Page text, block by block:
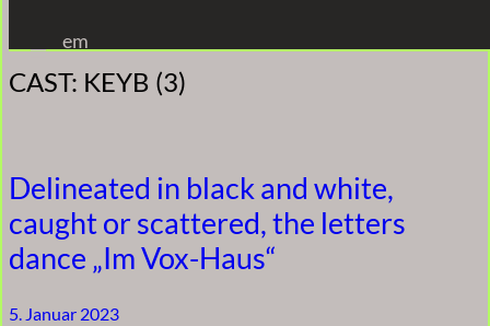
Inhalt
springen
em
CAST: KEYB (3)
Delineated in black and white,
caught or scattered, the letters
dance „Im Vox-Haus“
5. Januar 2023